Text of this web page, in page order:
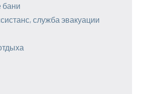
бани
служба эвакуации